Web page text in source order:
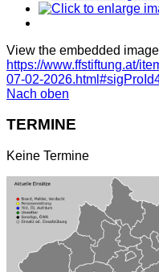
View the embedded
https://www.ffstiftung.at/
07-02-
Nach oben
TERMINE
Keine Termine